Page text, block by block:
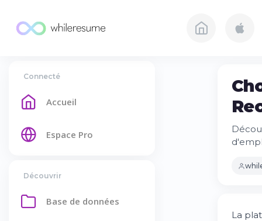
Connecté
Accueil
Espace Pro
Découvrir
Base de données
La